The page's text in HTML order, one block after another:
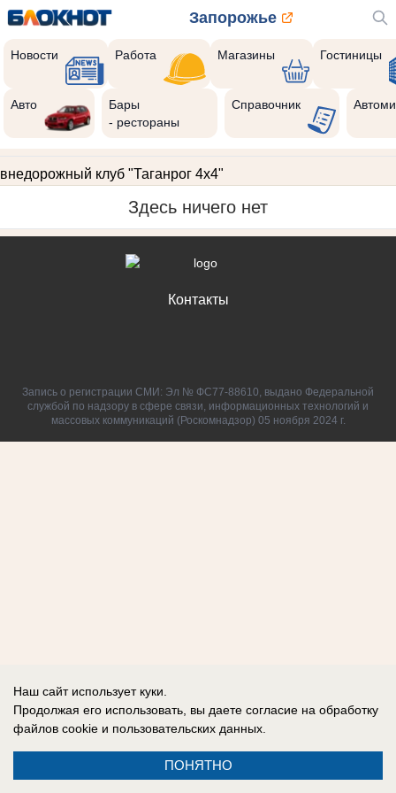
Запорожье
Новости Работа Магазины Гостиницы
Авто
Бары
- рестораны
Справочник
внедорожный клуб "Таганрог 4х4"
Здесь ничего нет
Контакты
Запись о регистрации СМИ: Эл № ФС77-88610, выдано Федеральной
службой по надзору в сфере связи, информационных технологий и
массовых коммуникаций (Роскомнадзор) 05 ноября 2024 г.
Наш сайт использует куки.
Продолжая его использовать, вы даете согласие на обработку
файлов cookie и пользовательских данных.
ПОНЯТНО